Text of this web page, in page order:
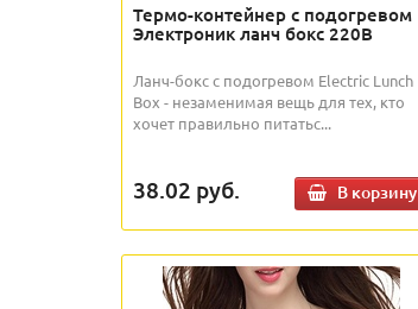
Термо-контейнер с подогревом
Электроник ланч бокс 220В
Ланч-бокс с подогревом Electric Lunch
Box - незаменимая вещь для тех, кто
хочет правильно питатьс...
38.02 руб. В корзину